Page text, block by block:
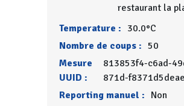
restaurant la
Temperature : 30.0°C
Nombre de coups : 50
Mesure
UUID :
813853f4-c6ad-
871d-
Reporting manuel : Non